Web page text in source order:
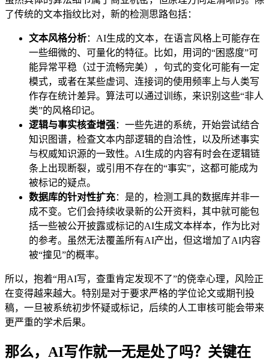
了传统的文本指纹比对，新的检测思路包括：
文本风格分析：AI生成的文本，在语言风格上可能存在
一些细微的、可量化的特征。比如，用词的“困惑度”可
能异常平稳（过于流畅完美），句式的变化可能有一定
模式，或者在某些虚词、连接词的使用频率上与人类写
作存在统计差异。算法可以通过训练，来识别这些“非人
类”的风格印记。
逻辑与事实核查增强：一些先进的系统，开始尝试结合
知识图谱，检查文本内部逻辑的自洽性，以及所述事实
与权威知识源的一致性。AI生成的内容有时会在逻辑链
条上出现断裂，或引用不存在的“事实”，这都可能成为
被标记的疑点。
数据库的针对性扩充：是的，检测工具的数据库并非一
成不变。它们会持续收录新的公开资料，其中就可能包
括一些被公开披露或标记的AI生成文本样本，作为比对
的参考。虽然无法覆盖所有AI产出，但这增加了AI内容
被“撞见”的概率。
所以，抱着“用AI写，查重肯定发现不了”的侥幸心理，风险正
在变得越来越大。特别是对于要求严格的学位论文或期刊投
稿，一旦被系统初步怀疑或标记，后续的人工审核可能会带来
更严重的学术后果。
那么，AI写作就一无是处了吗？关键在